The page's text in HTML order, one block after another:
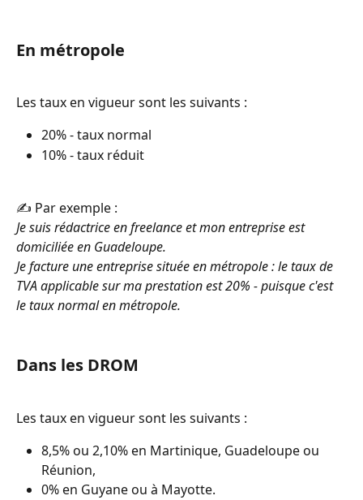
En métropole
Les taux en vigueur sont les suivants :
20% - taux normal
10% - taux réduit
✍️ Par exemple :
Je suis rédactrice en freelance et mon entreprise est
domiciliée en Guadeloupe.
Je facture une entreprise située en métropole : le taux de
TVA applicable sur ma prestation est 20% - puisque c'est
le taux normal en métropole.
Dans les DROM
Les taux en vigueur sont les suivants :
8,5% ou 2,10% en Martinique, Guadeloupe ou
Réunion,
0% en Guyane ou à Mayotte.